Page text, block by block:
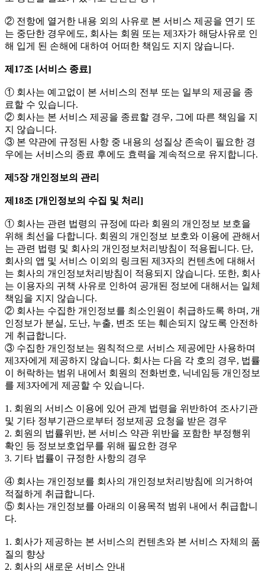
② 전항에 열거한 내용 외의 사유로 본 서비스 제공을 연기 또
는 중단한 경우에도, 회사는 회원 또는 제3자가 해당사유로 인
해 입게 된 손해에 대하여 어떠한 책임도 지지 않습니다.
제17조 [서비스 종료]
① 회사는 예고없이 본 서비스의 전부 또는 일부의 제공을 종
료할 수 있습니다.
② 회사는 본 서비스 제공을 종료할 경우, 그에 따른 책임을 지
지 않습니다.
③ 본 약관에 규정된 사항 중 내용의 성질상 존속이 필요한 경
우에는 서비스의 종료 후에도 효력을 계속적으로 유지합니다.
제5장 개인정보의 관리
제18조 [개인정보의 수집 및 처리]
① 회사는 관련 법령의 규정에 따라 회원의 개인정보 보호을
위해 최선을 다합니다. 회원의 개인정보 보호와 이용에 관해서
는 관련 법령 및 회사의 개인정보처리방침이 적용됩니다. 단,
회사의 앱 및 서비스 이외의 링크된 제3자의 컨텐츠에 대해서
는 회사의 개인정보처리방침이 적용되지 않습니다. 또한, 회사
는 이용자의 귀책 사유로 인하여 공개된 정보에 대해서는 일체
책임을 지지 않습니다.
② 회사는 수집한 개인정보를 최소인원이 취급하도록 하며, 개
인정보가 분실, 도난, 누출, 변조 또는 훼손되지 않도록 안전하
게 취급합니다.
③ 수집한 개인정보는 원칙적으로 서비스 제공에만 사용하며
제3자에게 제공하지 않습니다. 회사는 다음 각 호의 경우, 법률
이 허락하는 범위 내에서 회원의 전화번호, 닉네임등 개인정보
를 제3자에게 제공할 수 있습니다.
1. 회원의 서비스 이용에 있어 관계 법령을 위반하여 조사기관
및 기타 정부기관으로부터 정보제공 요청을 받은 경우
2. 회원의 법률위반, 본 서비스 약관 위반을 포함한 부정행위
확인 등 정보보호업무를 위해 필요한 경우
3. 기타 법률이 규정한 사항의 경우
④ 회사는 개인정보를 회사의 개인정보처리방침에 의거하여
적절하게 취급합니다.
⑤ 회사는 개인정보를 아래의 이용목적 범위 내에서 취급합니
다.
1. 회사가 제공하는 본 서비스의 컨텐츠와 본 서비스 자체의 품
질의 향상
2. 회사의 새로운 서비스 안내